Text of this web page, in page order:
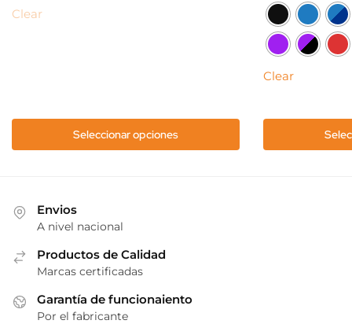
Seleccionar opciones
variantes.
la
producto
Clear
tiene
múltiples
variantes.
Las
elegir
Clear
Envios
A nivel nacional
Productos de Calidad
Marcas certificadas
Garantía de funcionaiento
Por el fabricante